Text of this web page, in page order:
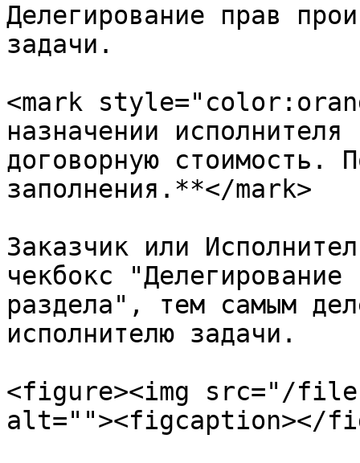
Делегирование прав
задачи.
<mark
назначении
договорную стоимость.
заполнения.**</mark>
Заказчик или
чекбокс
раздела", тем самым
исполнителю задачи.
<figure><img src="/files/
alt=""><figcaption></